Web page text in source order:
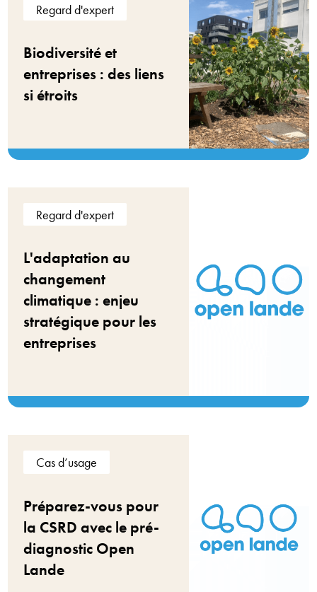
Regard d'expert
Biodiversité et
entreprises : des liens
si étroits
Regard d'expert
L'adaptation au
changement
climatique : enjeu
stratégique pour les
entreprises
Cas d’usage
Préparez-vous pour
la CSRD avec le pré-
diagnostic Open
Lande